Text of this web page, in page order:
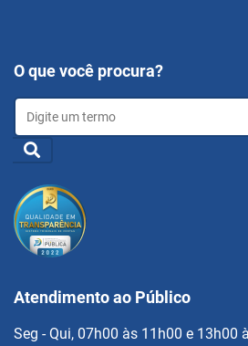
O que você procura?
Atendimento ao Público
Seg - Qui, 07h00 às 11h00 e 13h00